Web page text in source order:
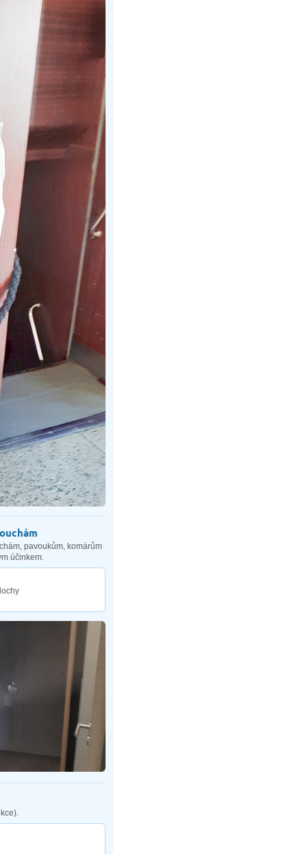
pavoukům, komárům
účinkem.